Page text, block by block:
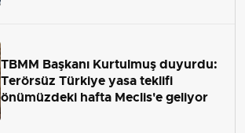
TBMM Başkanı Kurtulmuş duyurdu:
Terörsüz Türkiye yasa teklifi
önümüzdeki hafta Meclis'e geliyor